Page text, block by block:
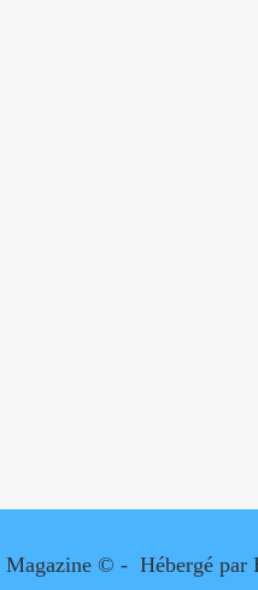
Magazine © - Hébergé par